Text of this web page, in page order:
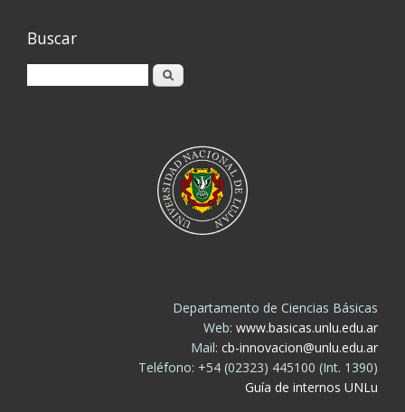
Buscar
Buscar
Departamento de Ciencias Básicas
Web: www.basicas.unlu.edu.ar
Mail: cb-innovacion@unlu.edu.ar
Teléfono: +54 (02323) 445100 (Int. 1390)
Guía de internos UNLu